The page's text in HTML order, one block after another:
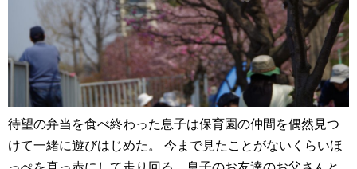
待望の弁当を食べ終わった息子は保育園の仲間を偶然見つ
けて一緒に遊びはじめた。
今まで見たことがないくらいほ